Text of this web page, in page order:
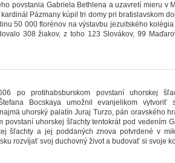
povstania Gabriela Bethlena a uzavretí mieru v
Pázmany kúpil tri domy pri bratislavskom
50 000 florénov na výstavbu jezuitského
308 žiakov, z toho 123 Slovákov, 99
po protihabsburskom povstaní uhorskej
Bocskaya umožnil evanjelikom vytvoriť
uhorský palatín Juraj Turzo, pán oravského
povstaní uhorskej šľachty tentokrát pod vedením
šľachty a jej poddaných znova potvrdené v
rozvíjať svoj duchovný život a budovať si svoje